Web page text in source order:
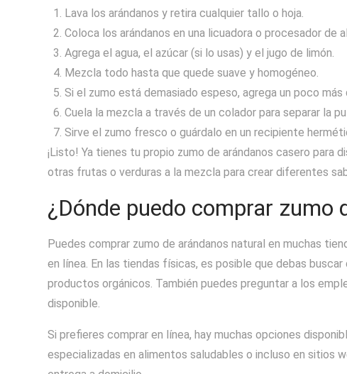
Lava los arándanos y retira cualquier tallo o hoja.
Coloca los arándanos en una licuadora o procesador de
Agrega el agua, el azúcar (si lo usas) y el jugo de limón.
Mezcla todo hasta que quede suave y homogéneo.
Si el zumo está demasiado espeso, agrega un poco
Cuela la mezcla a través de un colador para separar la
Sirve el zumo fresco o guárdalo en un recipiente
¡Listo! Ya tienes tu propio zumo de arándanos casero para
otras frutas o verduras a la mezcla para crear diferentes
¿Dónde puedo comprar zumo
Puedes comprar zumo de arándanos natural en muchas
en línea. En las tiendas físicas, es posible que debas
productos orgánicos. También puedes preguntar a los
disponible.
Si prefieres comprar en línea, hay muchas opciones
especializadas en alimentos saludables o incluso en sitios